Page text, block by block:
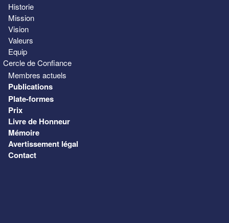
Historie
Mission
Vision
Valeurs
Equip
Cercle de Confiance
Membres actuels
Publications
Plate-formes
Prix
Livre de Honneur
Mémoire
Avertissement légal
Contact